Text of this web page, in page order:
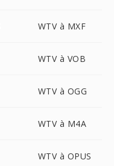
WTV à MXF
WTV à VOB
WTV à OGG
WTV à M4A
WTV à OPUS